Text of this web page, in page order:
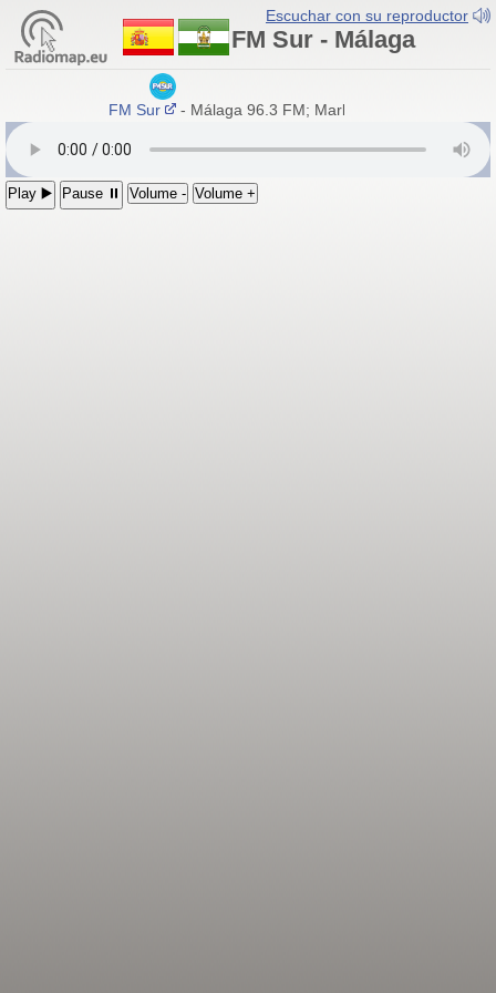
Escuchar con su reproductor
FM Sur - Málaga
FM Sur - Málaga 96.3 FM; Marbella 100.7 FM
Play ▶️ Pause ⏸ Volume - Volume +